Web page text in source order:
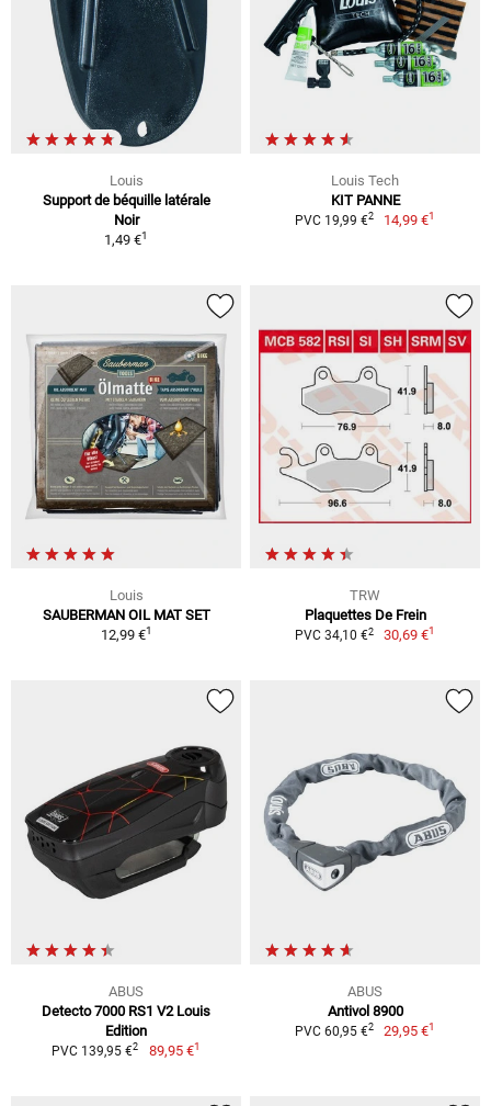
Louis
Support de béquille latérale
Noir
1,49 €1
Louis Tech
KIT PANNE
PVC 19,99 €2 14,99 €1
Louis
SAUBERMAN OIL MAT SET
12,99 €1
TRW
Plaquettes De Frein
PVC 34,10 €2 30,69 €1
ABUS
Detecto 7000 RS1 V2 Louis
Edition
PVC 139,95 €2 89,95 €1
ABUS
Antivol 8900
PVC 60,95 €2 29,95 €1